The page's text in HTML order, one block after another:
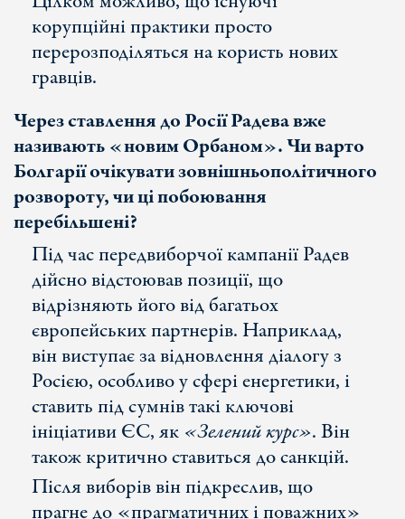
корупційні практики просто
перерозподіляться на користь нових
гравців.
Через ставлення до Росії Радева вже
називають «новим Орбаном». Чи варто
Болгарії очікувати зовнішньополітичного
розвороту, чи ці побоювання
перебільшені?
Під час передвиборчої кампанії Радев
дійсно відстоював позиції, що
відрізняють його від багатьох
європейських партнерів. Наприклад,
він виступає за відновлення діалогу з
Росією, особливо у сфері енергетики, і
ставить під сумнів такі ключові
ініціативи ЄС, як «Зелений курс». Він
також критично ставиться до санкцій.
Після виборів він підкреслив, що
прагне до «прагматичних і поважних»